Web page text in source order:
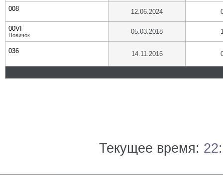
008 12.06.2024
00VI
Новичок 05.03.2018
036 14.11.2016
Текущее время: